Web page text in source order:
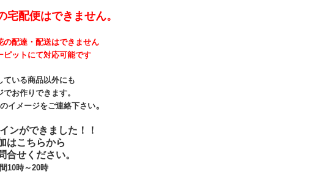
宅配便はできません。
の配達・配送はできません
ピットにて対応可能です
ている商品以外にも
お作りできます。
イメージをご連絡下さい。
ンができました！！
はこちらから
合せください。
10時～20時